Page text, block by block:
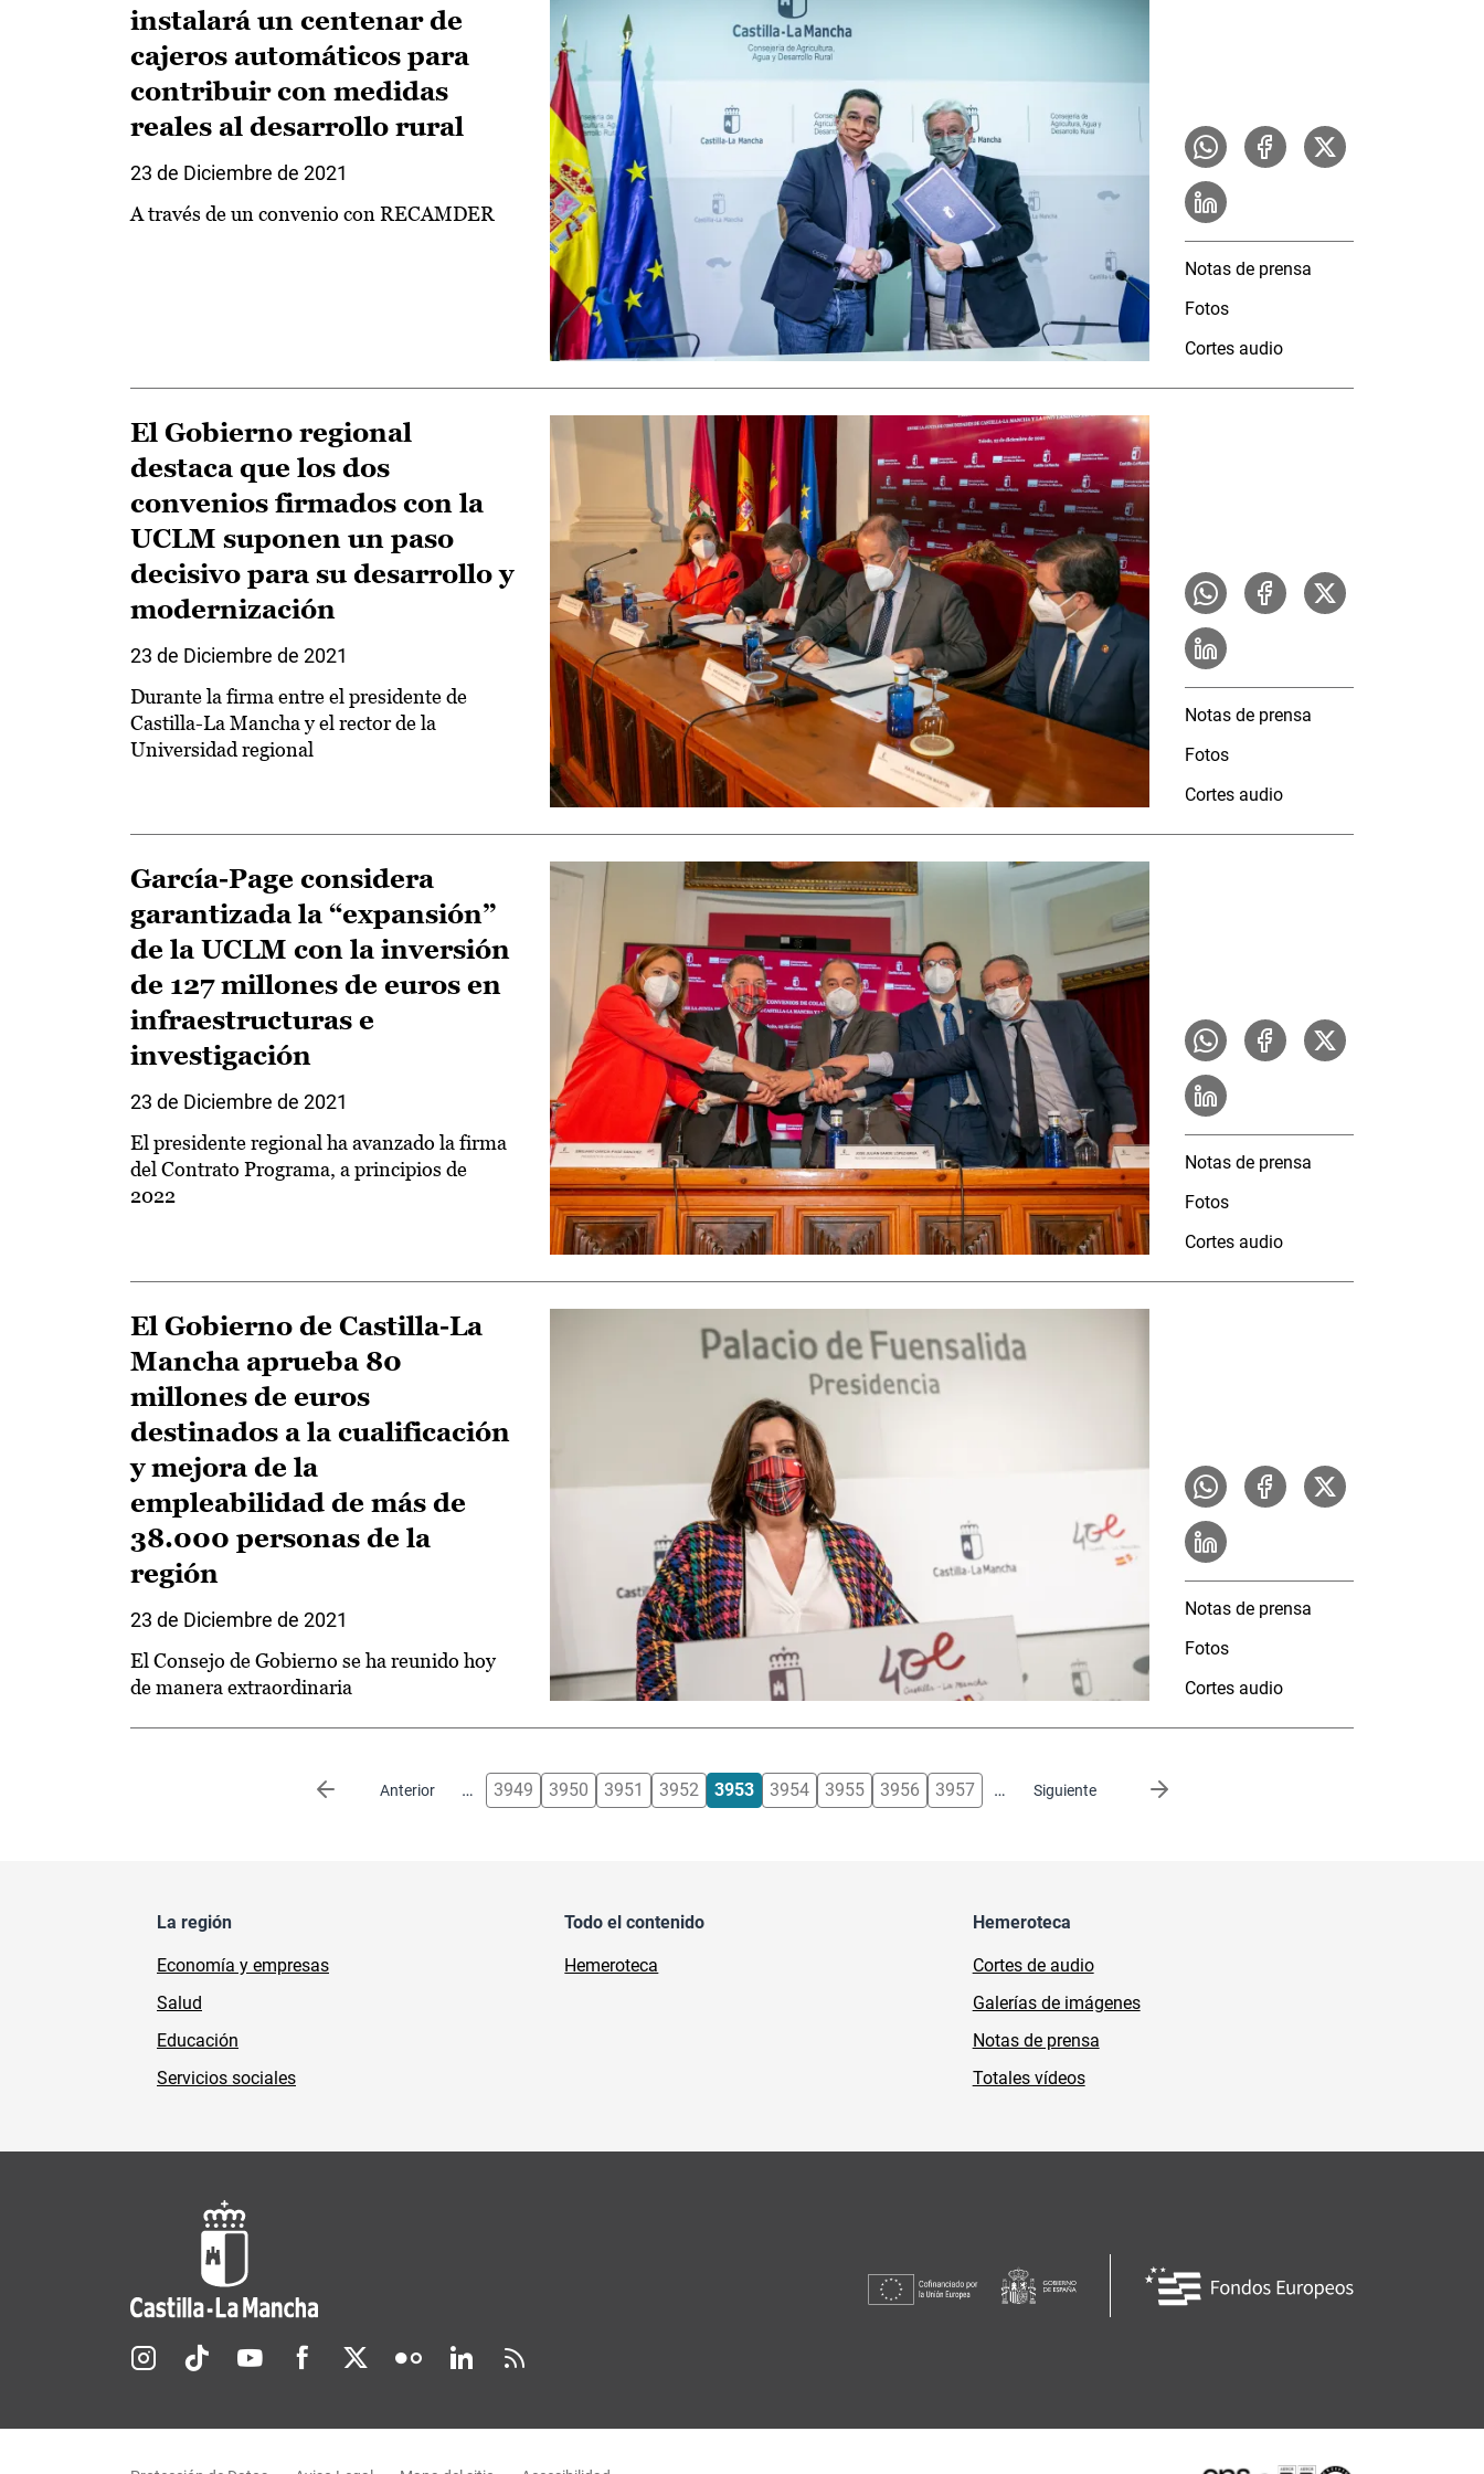
instalará un centenar de
cajeros automáticos para
contribuir con medidas
reales al desarrollo rural
23 de Diciembre de 2021
A través de un convenio con RECAMDER
Notas de prensa
Fotos
Cortes audio
El Gobierno regional
destaca que los dos
convenios firmados con la
UCLM suponen un paso
decisivo para su desarrollo y
modernización
23 de Diciembre de 2021
Durante la firma entre el presidente de
Castilla-La Mancha y el rector de la
Universidad regional
Notas de prensa
Fotos
Cortes audio
García-Page considera
garantizada la “expansión”
de la UCLM con la inversión
de 127 millones de euros en
infraestructuras e
investigación
23 de Diciembre de 2021
El presidente regional ha avanzado la firma
del Contrato Programa, a principios de
2022
Notas de prensa
Fotos
Cortes audio
El Gobierno de Castilla-La
Mancha aprueba 80
millones de euros
destinados a la cualificación
y mejora de la
empleabilidad de más de
38.000 personas de la
región
23 de Diciembre de 2021
El Consejo de Gobierno se ha reunido hoy
de manera extraordinaria
Notas de prensa
Fotos
Cortes audio
Anterior
Página anterior … 3949 3950 3951 3952 3953 3954 3955 3956 3957 … Siguiente
Siguiente página
La región
Economía y empresas
Salud
Educación
Servicios sociales
Todo el contenido
Hemeroteca
Hemeroteca
Cortes de audio
Galerías de imágenes
Notas de prensa
Totales vídeos
Redes sociales JCCM